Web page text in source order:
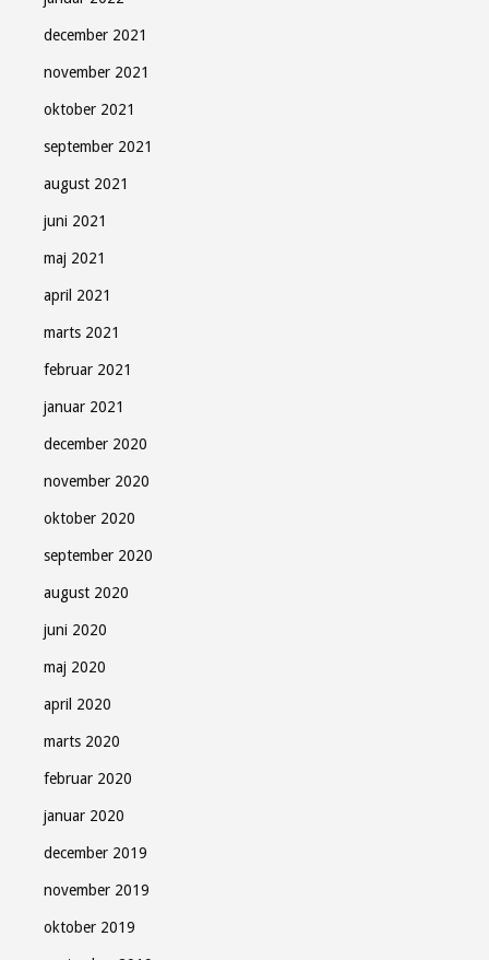
december 2021
november 2021
oktober 2021
september 2021
august 2021
juni 2021
maj 2021
april 2021
marts 2021
februar 2021
januar 2021
december 2020
november 2020
oktober 2020
september 2020
august 2020
juni 2020
maj 2020
april 2020
marts 2020
februar 2020
januar 2020
december 2019
november 2019
oktober 2019